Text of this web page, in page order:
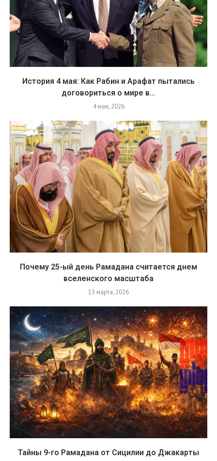
История 4 мая: Как Рабин и Арафат пытались
договориться о мире в...
4 мая, 2026
Почему 25-ый день Рамадана считается днем
вселенского масштаба
15 марта, 2026
Тайны 9-го Рамадана от Сицилии до Джакарты